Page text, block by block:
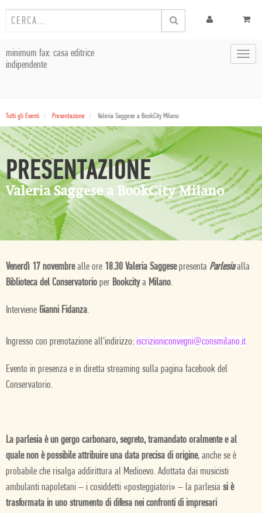
minimum fax: casa editrice
indipendente
Tutti gli Eventi Presentazione Valeria Saggese a BookCity Milano
PRESENTAZIONE
Valeria Saggese a BookCity Milano
Venerdì 17 novembrealle ore 18.30 Valeria Saggesepresenta Parlesiaalla
Biblioteca del Conservatorio per Bookcitya Milano.
Interviene Gianni Fidanza.
Ingresso con prenotazione all'indirizzo: iscrizioniconvegni@consmilano.it
Evento in presenza e in diretta streaming sulla pagina facebook del
Conservatorio.
La parlesia è un gergo carbonaro, segreto, tramandato oralmente e al
quale non è possibile attribuire una data precisa di origine, anche se è
probabile che risalga addirittura al Medioevo. Adottata dai musicisti
ambulanti napoletani – i cosiddetti «posteggiatori» – la parlesia si è
trasformata in uno strumento di difesa nei confronti di impresari